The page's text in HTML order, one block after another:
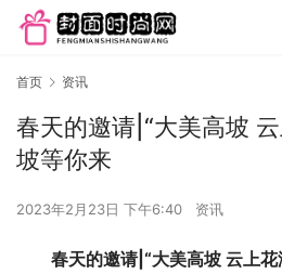
首页 资讯
春天的邀请|“大美高坡
坡等你来
2023年2月23日 下午6:40 资讯
春天的邀请|“大美高坡 云上